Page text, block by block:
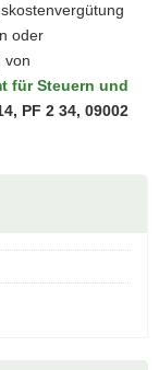
oder
von
für Steuern und
PF 2 34, 09002